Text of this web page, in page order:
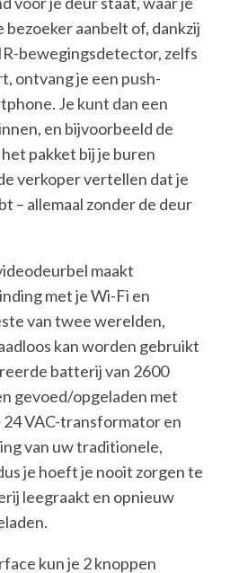
bezoeker aanbelt of, dankzij
bewegingsdetector, zelfs
ontvang je een push-
Je kunt dan een
en bijvoorbeeld de
pakket bij je buren
verkoper vertellen dat je
– allemaal zonder de deur
maakt
met je Wi-Fi en
van twee werelden,
kan worden gebruikt
batterij van 2600
gevoed/opgeladen met
24 VAC-transformator en
van uw traditionele,
je hoeft je nooit zorgen te
leegraakt en opnieuw
kun je 2 knoppen